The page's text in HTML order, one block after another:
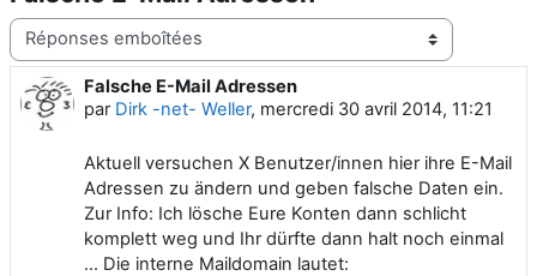
Type d’affichage
Falsche E-Mail Adressen
par Dirk -net- Weller, mercredi 30 avril 2014, 11:21
Nombre de réponses : 0
Aktuell versuchen X Benutzer/innen hier ihre E-Mail
Adressen zu ändern und geben falsche Daten ein.
Zur Info: Ich lösche Eure Konten dann schlicht
komplett weg und Ihr dürfte dann halt noch einmal
... Die interne Maildomain lautet: